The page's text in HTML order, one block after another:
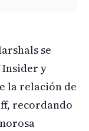
se
y
la relación de
recordando